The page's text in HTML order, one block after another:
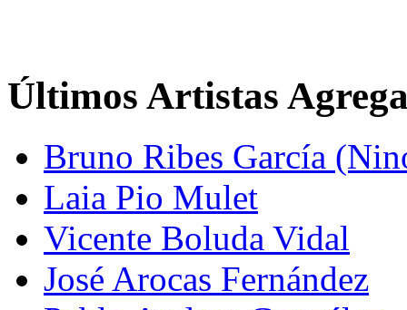
Últimos Artistas
Bruno Ribes García
Laia Pio Mulet
Vicente Boluda Vidal
José Arocas Fernández